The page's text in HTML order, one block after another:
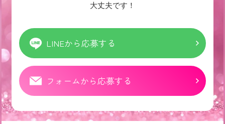
大丈夫です！
LINEから応募する
フォームから応募する